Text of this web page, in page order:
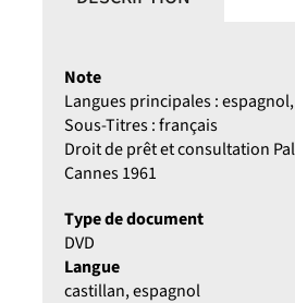
Note
Langues principales :
Sous-Titres : français
Droit de prêt et consultation
Cannes 1961
Type de document
DVD
Langue
castillan, espagnol